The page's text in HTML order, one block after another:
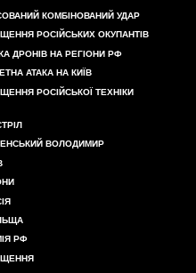
КОМБІНОВАНИЙ УДАР
РОСІЙСЬКИХ ОКУПАНТІВ
ДРОНІВ НА РЕГІОНИ РФ
АТАКА НА КИЇВ
РОСІЙСЬКОЇ ТЕХНІКИ
ВОЛОДИМИР
РФ